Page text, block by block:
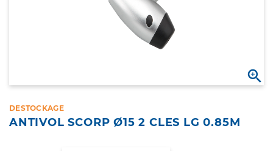

DESTOCKAGE
ANTIVOL SCORP Ø15 2 CLES LG 0.85M